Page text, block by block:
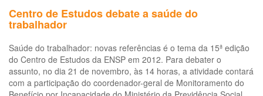
Centro de Estudos debate a saúde do
trabalhador
Saúde do trabalhador: novas referências é o tema da 15ª edição
do Centro de Estudos da ENSP em 2012. Para debater o
assunto, no dia 21 de novembro, às 14 horas, a atividade contará
com a participação do coordenador-geral de Monitoramento do